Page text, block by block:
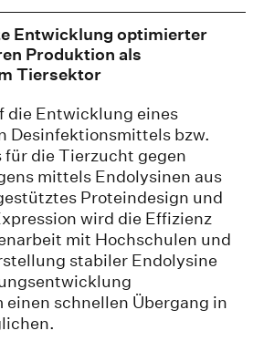
Entwicklung optimierter
Produktion als
Tiersektor
die Entwicklung eines
Desinfektionsmittels bzw.
die Tierzucht gegen
mittels Endolysinen aus
Proteindesign und
wird die Effizienz
mit Hochschulen und
stabiler Endolysine
schnellen Übergang in